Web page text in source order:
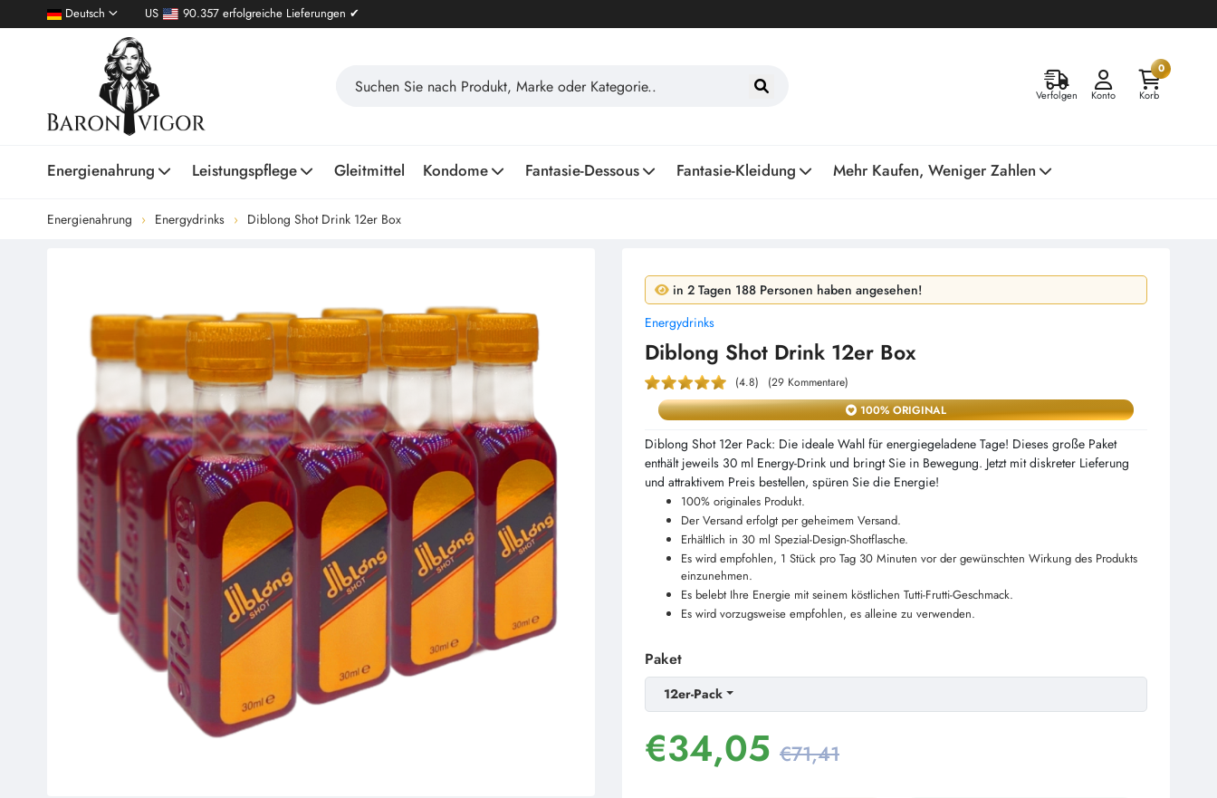
Deutsch US 90.357 erfolgreiche Lieferungen ✔
Verfolgen Konto
0
Korb
Energienahrung Leistungspflege Gleitmittel Kondome Fantasie-Dessous Fantasie-Kleidung Mehr Kaufen, Weniger Zahlen
Energienahrung Energydrinks Diblong Shot Drink 12er Box
in 2 Tagen 188 Personen haben angesehen!
Energydrinks
Diblong Shot Drink 12er Box
(4.8)
(29 Kommentare)
100% ORIGINAL
Diblong Shot 12er Pack: Die ideale Wahl für energiegeladene Tage! Dieses große Paket
enthält jeweils 30 ml Energy-Drink und bringt Sie in Bewegung. Jetzt mit diskreter Lieferung
und attraktivem Preis bestellen, spüren Sie die Energie!
100% originales Produkt.
Der Versand erfolgt per geheimem Versand.
Erhältlich in 30 ml Spezial-Design-Shotflasche.
Es wird empfohlen, 1 Stück pro Tag 30 Minuten vor der gewünschten Wirkung des Produkts
einzunehmen.
Es belebt Ihre Energie mit seinem köstlichen Tutti-Frutti-Geschmack.
Es wird vorzugsweise empfohlen, es alleine zu verwenden.
Paket
12er-Pack
€34,05 €71,41